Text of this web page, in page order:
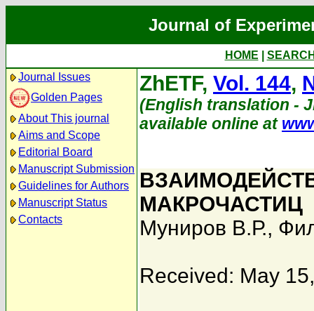
Journal of
HOME
Journal Issues
Golden Pages
About This journal
Aims and Scope
Editorial Board
Manuscript Submission
Guidelines for Authors
Manuscript Status
Contacts
ZhETF, Vol. 144,
(English translation -
available online at
МАКРОЧАСТИЦ
Муниров В.Р.,
Received: May